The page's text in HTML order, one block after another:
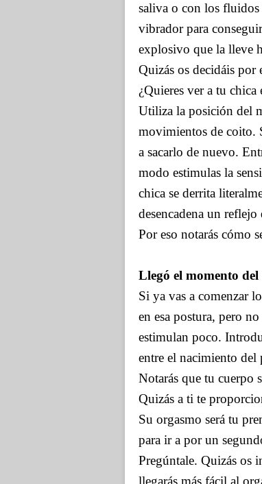
saliva o con los fluidos
vibrador para
explosivo que la lleve
Quizás os decidáis por
¿Quieres ver a tu
Utiliza la posición del
movimientos de coito.
a sacarlo de nuevo.
modo estimulas la
chica se derrita
desencadena un
Por eso notarás cómo
Llegó el momento del
Si ya vas a comenzar
en esa postura, pero
estimulan poco.
entre el nacimiento del
Notarás que tu cuerpo
Quizás a ti te
Su orgasmo será tu
para ir a por un
Pregúntale. Quizás os
llegarás más fácil al